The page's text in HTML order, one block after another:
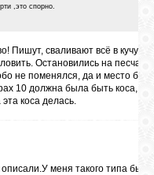
,это спорно.
Пишут, сваливают всё в
Остановились на
не поменялся, да и место
10 должна была быть коса, а
коса делась.
меня такого типа